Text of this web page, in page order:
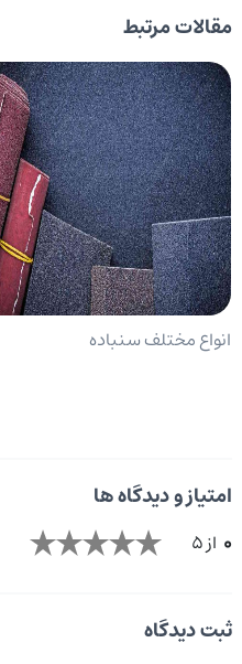
مقالات مرتبط
انواع مختلف سنباده
امتیاز و دیدگاه ها
0 از 5
ثبت دیدگاه